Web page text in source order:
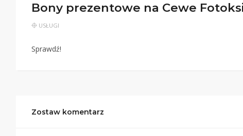
Bony prezentowe na Cewe
USŁUGI
Sprawdź!
Zostaw komentarz